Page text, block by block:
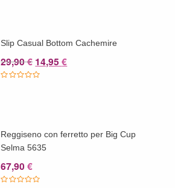
Slip Casual Bottom Cachemire
29,90€ Il
prezzo
14,95€Il
Reggiseno con ferretto per Big Cup
Selma 5635
67,90€